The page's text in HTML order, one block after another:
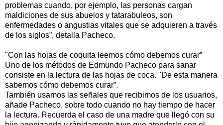
problemas cuando, por ejemplo, las personas cargan
maldiciones de sus abuelos y tatarabuleos, son
enfermedades o angustias vitales que se adquieren a través
de los siglos”, detalla Pacheco.
"Con las hojas de coquita leemos cómo debemos curar”
Uno de los métodos de Edmundo Pacheco para sanar
consiste en la lectura de las hojas de coca. "De esta manera
sabemos cómo debemos curar”.
También usamos las señales que recibimos de los usuarios,
añade Pacheco, sobre todo cuando no hay tiempo de hacer
la lectura. Recuerda el caso de una madre que llegó con su